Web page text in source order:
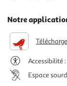
Notre
Accessibilité
Espace